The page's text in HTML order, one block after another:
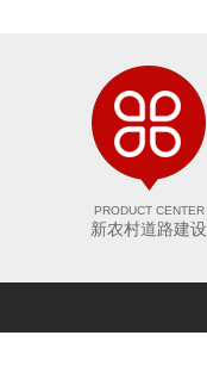
PRODUCT CENTER
新农村道路建设